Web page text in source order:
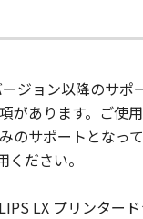
and
implied, is
regulations of
laws,
ジョン以降のサポ
あります。ご使
サポートとな
ださい。
LX プリンタード